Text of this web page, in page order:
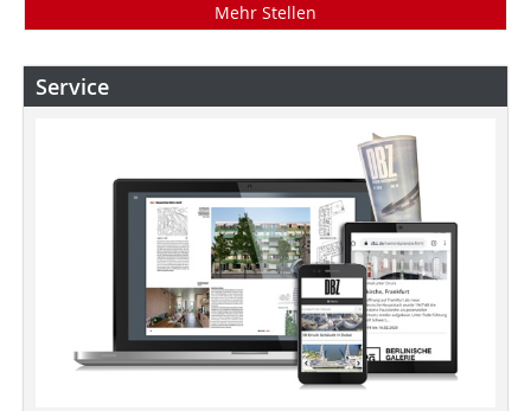
Mehr Stellen
Service